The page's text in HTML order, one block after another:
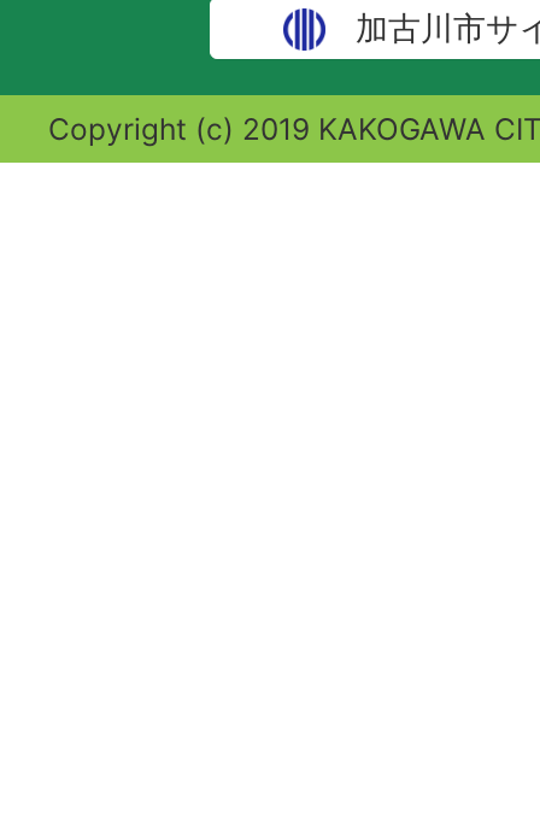
加古川市サ
Copyright (c) 2019 KAKOGAWA